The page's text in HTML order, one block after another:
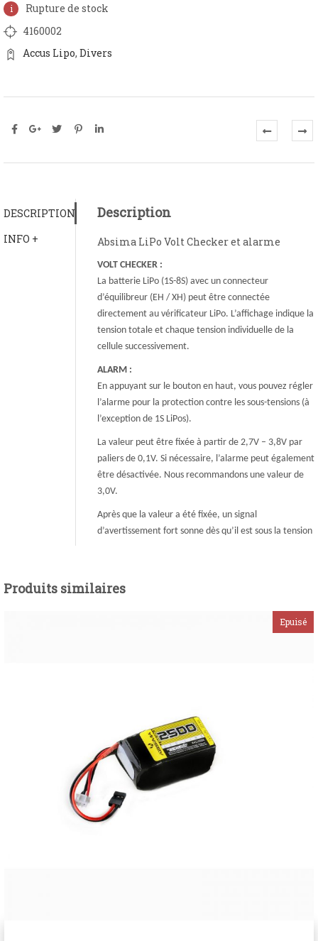
Rupture de stock
4160002
Accus Lipo, Divers
DESCRIPTION
INFO +
Description
Absima LiPo Volt Checker et alarme
VOLT CHECKER :
La batterie LiPo (1S-8S) avec un connecteur
d’équilibreur (EH / XH) peut être connectée
directement au vérificateur LiPo. L’affichage indique la
tension totale et chaque tension individuelle de la
cellule successivement.
ALARM :
En appuyant sur le bouton en haut, vous pouvez régler
l’alarme pour la protection contre les sous-tensions (à
l’exception de 1S LiPos).
La valeur peut être fixée à partir de 2,7V – 3,8V par
paliers de 0,1V. Si nécessaire, l’alarme peut également
être désactivée. Nous recommandons une valeur de
3,0V.
Après que la valeur a été fixée, un signal
d’avertissement fort sonne dès qu’il est sous la tension
Produits similaires